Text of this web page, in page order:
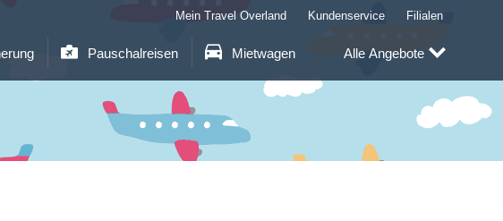
Pauschalreisen Mietwagen
Mein Travel Overland Kundenservice Filialen
Alle Angebote